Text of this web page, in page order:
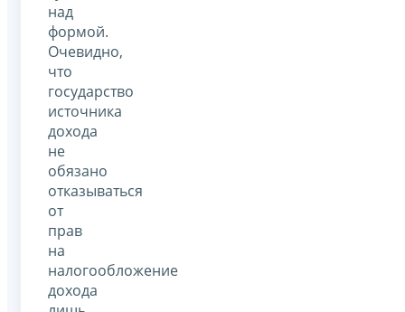
над
формой.
Очевидно,
что
государство
источника
дохода
не
обязано
отказываться
от
прав
на
налогообложение
дохода